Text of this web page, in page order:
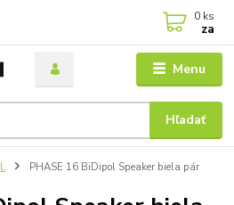
Menu
Hľadať
0 ks
za
PHASE 16 BiDipol Speaker biela pár